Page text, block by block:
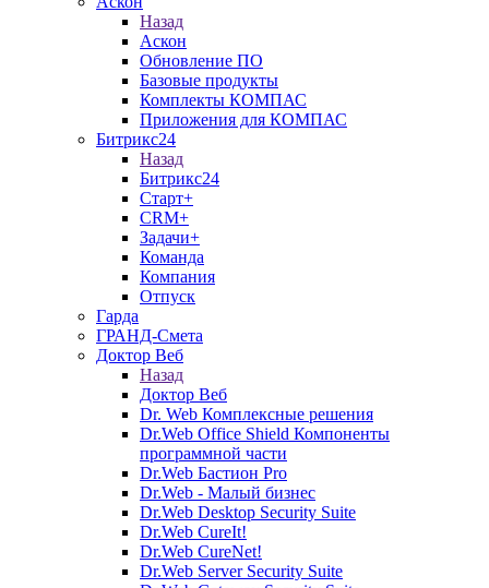
Назад
Аскон
Обновление ПО
Базовые продукты
Комплекты КОМПАС
Приложения для КОМПАС
Битрикс24
Назад
Битрикс24
Старт+
CRM+
Задачи+
Команда
Компания
Отпуск
Гарда
ГРАНД-Смета
Доктор Веб
Назад
Доктор Веб
Dr. Web Комплексные решения
Dr.Web Office Shield Компоненты
программной части
Dr.Web Бастион Pro
Dr.Web - Малый бизнес
Dr.Web Desktop Security Suite
Dr.Web CureIt!
Dr.Web CureNet!
Dr.Web Server Security Suite